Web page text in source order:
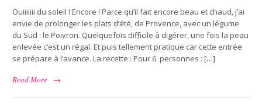
Ouiiiiiii du soleil ! Encore ! Parce qu’il fait encore beau et chaud, j’ai
envie de prolonger les plats d’été, de Provence, avec un légume
du Sud : le Poivron. Quelquefois difficile à digérer, une fois la peau
enlevée c’est un régal. Et puis tellement pratique car cette entrée
se prépare à l’avance. La recette : Pour 6 personnes : […]
Read More
→